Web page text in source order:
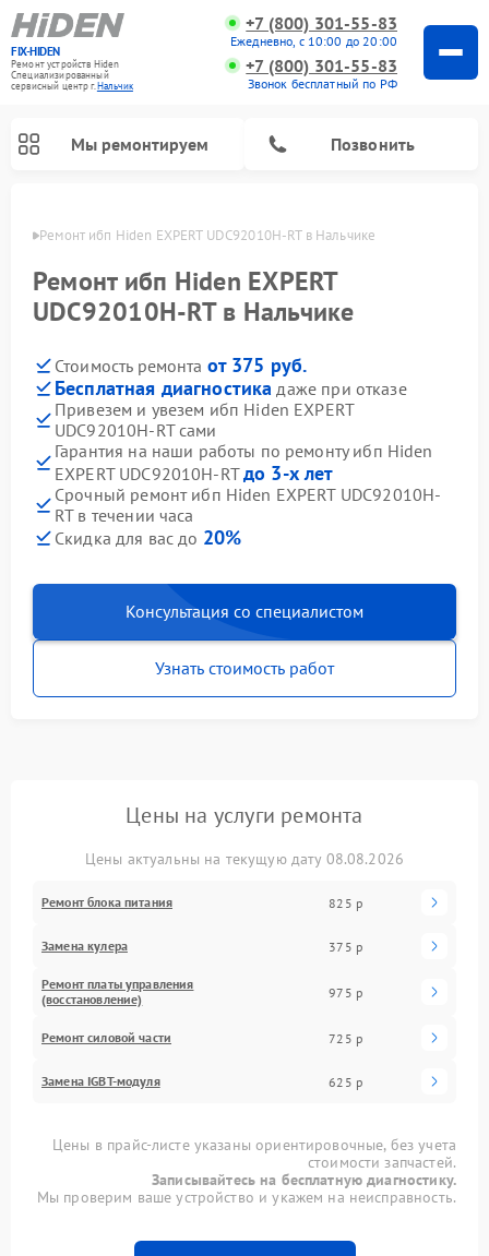
FIX-HIDEN
Ремонт устройств Hiden
Специализированный
cервисный центр г.Нальчик
+7 (800) 301-55-83
Ежедневно, с 10:00 до 20:00
+7 (800) 301-55-83
Звонок бесплатный по РФ
Мы ремонтируем Позвонить
Ремонт ибп Hiden EXPERT UDC92010H-RT в Нальчике
Ремонт ибп Hiden EXPERT
UDC92010H-RT в Нальчике
Стоимость ремонта от 375 руб.
Бесплатная диагностика даже при отказе
Привезем и увезем ибп Hiden EXPERT
UDC92010H-RT сами
Гарантия на наши работы по ремонту ибп Hiden
EXPERT UDC92010H-RTдо 3-х лет
Срочный ремонт ибп Hiden EXPERT UDC92010H-
RT в течении часа
Скидка для вас до 20%
Консультация со специалистом
Узнать стоимость работ
Цены на услуги ремонта
Цены актуальны на текущую дату 08.08.2026
Ремонт блока питания 825 р
Замена кулера 375 р
Ремонт платы управления
(восстановление)
975 р
Ремонт силовой части 725 р
Замена IGBT-модуля 625 р
Цены в прайс-листе указаны ориентировочные, без учета
стоимости запчастей.
Записывайтесь на бесплатную диагностику.
Мы проверим ваше устройство и укажем на неисправность.